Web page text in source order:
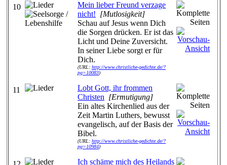
10
Mein lieber Freund verzage
nicht! [Mutlosigkeit]
Schau auf Jesus wenn Dich
die Sorgen drücken. Er ist das
Licht und Deine Zuversicht.
In seiner Liebe sorgt er für
Dich.
(URL: http://www.christliche-gedichte.de/?
pg=10083)
11
Lobt Gott, ihr frommen
Christen [Ermutigung]
Ein altes Kirchenlied aus der
Zeit Martin Luthers, bewusst
evangelisch, auf der Basis der
Bibel.
(URL: http://www.christliche-gedichte.de/?
pg=10984)
Ich schäme mich des Heilands